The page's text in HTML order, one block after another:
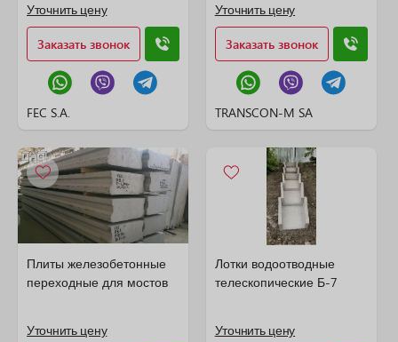
Уточнить цену
Заказать звонок
FEC S.A.
Уточнить цену
Заказать звонок
TRANSCON-M SA
Плиты железобетонные
переходные для мостов
Уточнить цену
Лотки водоотводные
телескопические Б-7
Уточнить цену